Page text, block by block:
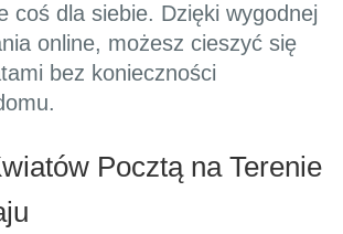
coś dla siebie. Dzięki wygodnej
online, możesz cieszyć się
bez konieczności
Pocztą na Terenie